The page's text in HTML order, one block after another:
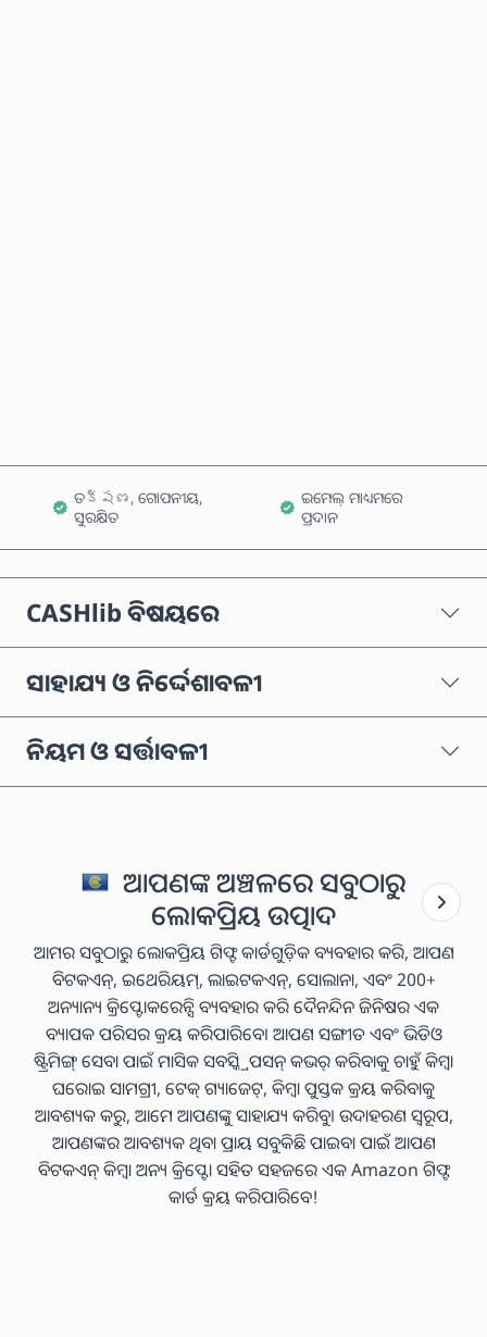
ତక్షణ, ଗୋପନୀୟ,
ସୁରକ୍ଷିତ
ଇମେଲ୍ ମାଧ୍ୟମରେ
ପ୍ରଦାନ
CASHlib ବିଷୟରେ
ସାହାଯ୍ୟ ଓ ନିର୍ଦ୍ଦେଶାବଳୀ
ନିୟମ ଓ ସର୍ତ୍ତାବଳୀ
ଆପଣଙ୍କ ଅଞ୍ଚଳରେ ସବୁଠାରୁ
ଲୋକପ୍ରିୟ ଉତ୍ପାଦ
ଆମର ସବୁଠାରୁ ଲୋକପ୍ରିୟ ଗିଫ୍ଟ କାର୍ଡଗୁଡ଼ିକ ବ୍ୟବହାର କରି, ଆପଣ
ବିଟକଏନ୍, ଇଥେରିୟମ୍, ଲାଇଟକଏନ୍, ସୋଲାନା, ଏବଂ 200+
ଅନ୍ୟାନ୍ୟ କ୍ରିପ୍ଟୋକରେନ୍ସି ବ୍ୟବହାର କରି ଦୈନନ୍ଦିନ ଜିନିଷର ଏକ
ବ୍ୟାପକ ପରିସର କ୍ରୟ କରିପାରିବେ। ଆପଣ ସଙ୍ଗୀତ ଏବଂ ଭିଡିଓ
ଷ୍ଟ୍ରିମିଙ୍ଗ୍ ସେବା ପାଇଁ ମାସିକ ସବସ୍କ୍ରିପସନ୍ କଭର୍ କରିବାକୁ ଚାହୁଁ କିମ୍ବା
ଘରୋଇ ସାମଗ୍ରୀ, ଟେକ୍ ଗ୍ୟାଜେଟ୍, କିମ୍ବା ପୁସ୍ତକ କ୍ରୟ କରିବାକୁ
ଆବଶ୍ୟକ କରୁ, ଆମେ ଆପଣଙ୍କୁ ସାହାଯ୍ୟ କରିବୁ। ଉଦାହରଣ ସ୍ୱରୂପ,
ଆପଣଙ୍କର ଆବଶ୍ୟକ ଥିବା ପ୍ରାୟ ସବୁକିଛି ପାଇବା ପାଇଁ ଆପଣ
ବିଟକଏନ୍ କିମ୍ବା ଅନ୍ୟ କ୍ରିପ୍ଟୋ ସହିତ ସହଜରେ ଏକ Amazon ଗିଫ୍ଟ
କାର୍ଡ କ୍ରୟ କରିପାରିବେ!